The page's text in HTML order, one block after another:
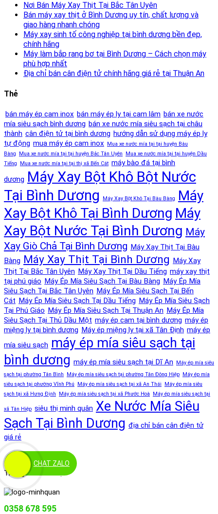
Nơi Bán Máy Xay Thịt Tại Bắc Tân Uyên
Bán máy xay thịt ở Bình Dương uy tín, chất lượng và
giao hàng nhanh chóng
Máy xay sinh tố công nghiệp tại bình dương bền đẹp,
chính hãng
Máy làm bắp rang bơ tại Bình Dương – Cách chọn máy
phù hợp nhất
Địa chỉ bán cân điện tử chính hãng giá rẻ tại Thuận An
Thẻ
bán máy ép cam inox bán máy ép ly tại cam lâm bán xe nước
mía siêu sạch bình dương bán xe nước mía siêu sạch tại châu
thành cân điện tử tại bình dương hướng dẫn sử dụng máy ép ly
tự động mua máy ép cam inox
Mua xe nước mía tại tại huyện Bàu
Bàng
Mua xe nước mía tại tại huyện Bắc Tân Uyên
Mua xe nước mía tại tại huyện Dầu
Tiếng
Mua xe nước mía tại tại thị xã Bến Cát máy bào đá tại bình
dương Máy Xay Bột Khô Bột Nước
Tại Bình Dương
Máy Xay Bột Khô Tại Bàu Bàng
Máy
Xay Bột Khô Tại Bình Dương Máy
Xay Bột Nước Tại Bình Dương Máy
Xay Giò Chả Tại Bình Dương Máy Xay Thịt Tại Bàu
Bàng Máy Xay Thịt Tại Bình Dương Máy Xay
Thịt Tại Bắc Tân Uyên Máy Xay Thịt Tại Dầu Tiếng máy xay thịt
tại phú giáo Máy Ép Mía Siêu Sạch Tại Bàu Bàng Máy Ép Mía
Siêu Sạch Tại Bắc Tân Uyên Máy Ép Mía Siêu Sạch Tại Bến
Cát Máy Ép Mía Siêu Sạch Tại Dầu Tiếng Máy Ép Mía Siêu Sạch
Tại Phú Giáo Máy Ép Mía Siêu Sạch Tại Thuận An Máy Ép Mía
Siêu Sạch Tại Thủ Dầu Một máy ép cam tại bình dương máy ép
miệng ly tại bình dương Máy ép miệng ly tại xã Tân Định máy ép
mía siêu sạch máy ép mía siêu sạch tại
bình dương máy ép mía siêu sạch tại Dĩ An Máy ép mía siêu
sạch tại phường Tân Bình
Máy ép mía siêu sạch tại phường Tân Đông Hiệp Máy ép mía
siêu sạch tại phường Vĩnh Phú
Máy ép mía siêu sạch tại xã An Thái
Máy ép mía siêu
sạch tại xã Hưng Định
Máy ép mía siêu sạch tại xã Phước Hoà Máy ép mía siêu sạch tại
xã Tân Hiệp siêu thị minh quân Xe Nước Mía Siêu
Sạch Tại Bình Dương địa chỉ bán cân điện tử
giá rẻ
CHAT ZALO
Thông Tin Liên Hệ
0358 678 595